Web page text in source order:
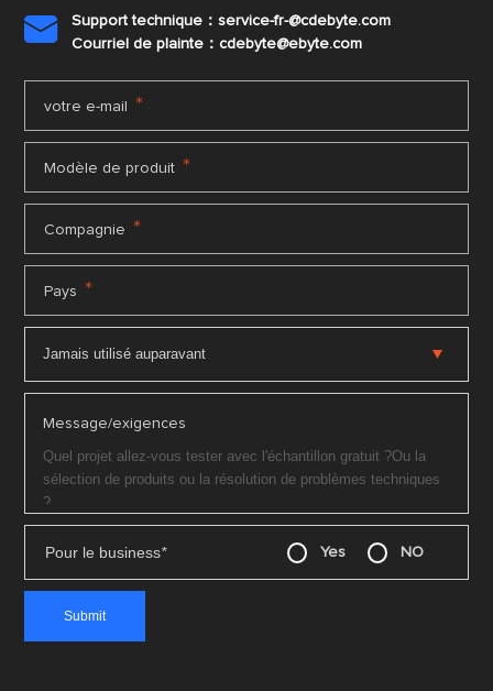

Support technique：service-fr-@cdebyte.com
Courriel de plainte：cdebyte@ebyte.com
votre e-mail *
Modèle de produit *
Compagnie *
Pays *
Message/exigences
Pour le business* Yes NO